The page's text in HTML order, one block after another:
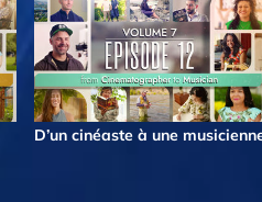
D’un cinéaste à une